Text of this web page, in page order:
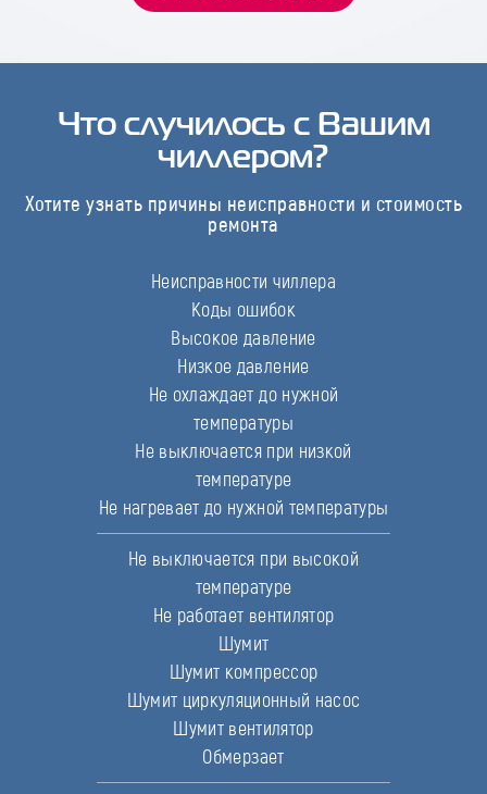
Что случилось с Вашим
чиллером?
Хотите узнать причины неисправности и стоимость
ремонта
Неисправности чиллера
Коды ошибок
Высокое давление
Низкое давление
Не охлаждает до нужной
температуры
Не выключается при низкой
температуре
Не нагревает до нужной температуры
Не выключается при высокой
температуре
Не работает вентилятор
Шумит
Шумит компрессор
Шумит циркуляционный насос
Шумит вентилятор
Обмерзает